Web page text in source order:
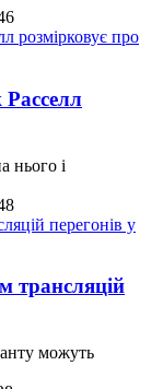
нього і
трансляцій
можуть